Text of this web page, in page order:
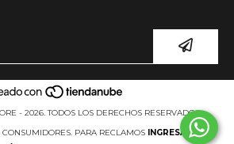
- 2026. TODOS LOS DERECHOS RESERVADOS.
PARA RECLAMOS INGRESÁ ACÁ.